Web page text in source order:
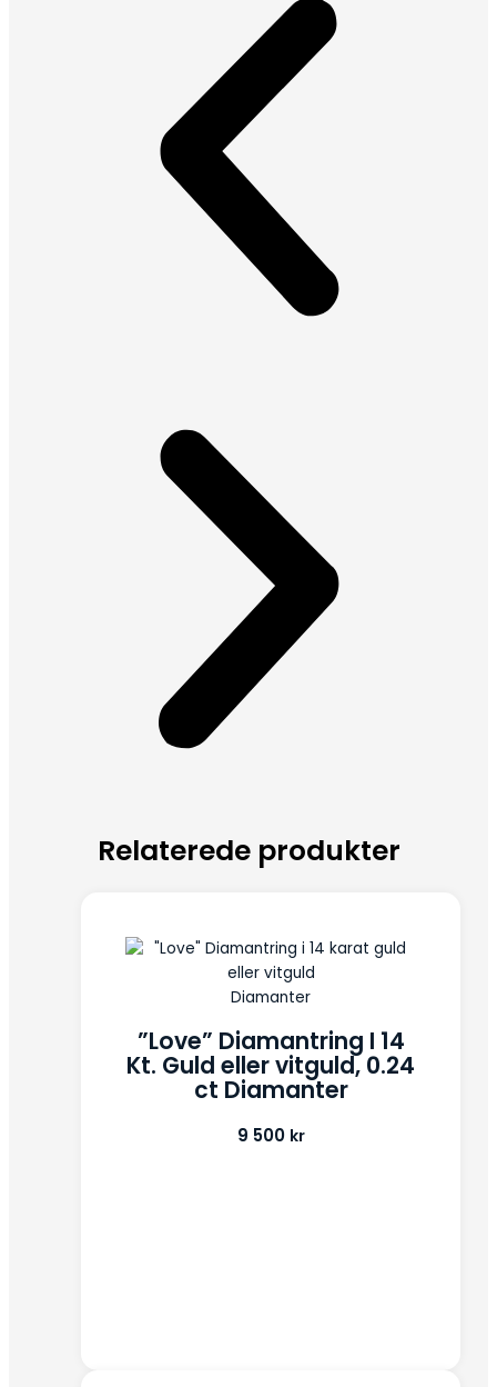
Relaterede produkter
Diamanter
”Love” Diamantring I 14
Kt. Guld eller vitguld, 0.24
ct Diamanter
9 500 kr